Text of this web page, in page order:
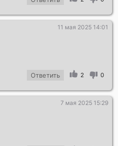
11 мая 2025 14:01
Ответить 2 0
7 мая 2025 15:29